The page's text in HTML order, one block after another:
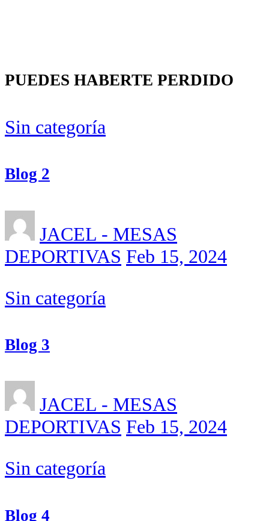
PUEDES HABERTE PERDIDO
Sin categoría
Blog 2
JACEL - MESAS
DEPORTIVAS Feb 15, 2024
Sin categoría
Blog 3
JACEL - MESAS
DEPORTIVAS Feb 15, 2024
Sin categoría
Blog 4